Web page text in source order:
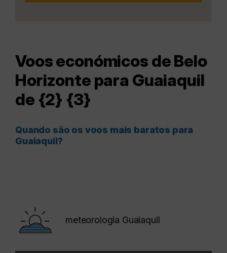
Voos económicos de Belo
Horizonte para Guaiaquil
de {2} {3}
Quando são os voos mais baratos para
Guaiaquil?
meteorologia Guaiaquil